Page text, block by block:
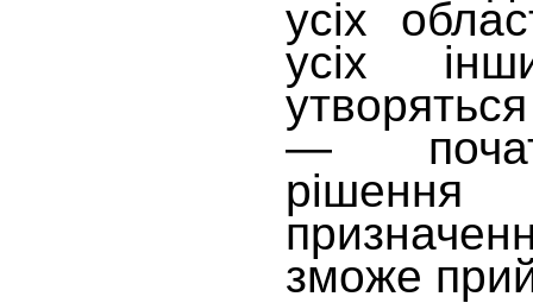
усіх
усіх
—
зможе